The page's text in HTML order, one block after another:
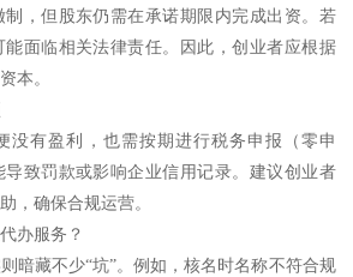
，但股东仍需在承诺期限内完成出资。若
面临相关法律责任。因此，创业者应根据
本。
没有盈利，也需按期进行税务申报（零申
致罚款或影响企业信用记录。建议创业者
，确保合规运营。
办服务？
暗藏不少“坑”。例如，核名时名称不符合规